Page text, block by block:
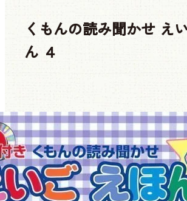
くもんの読み聞かせ え
ん ４